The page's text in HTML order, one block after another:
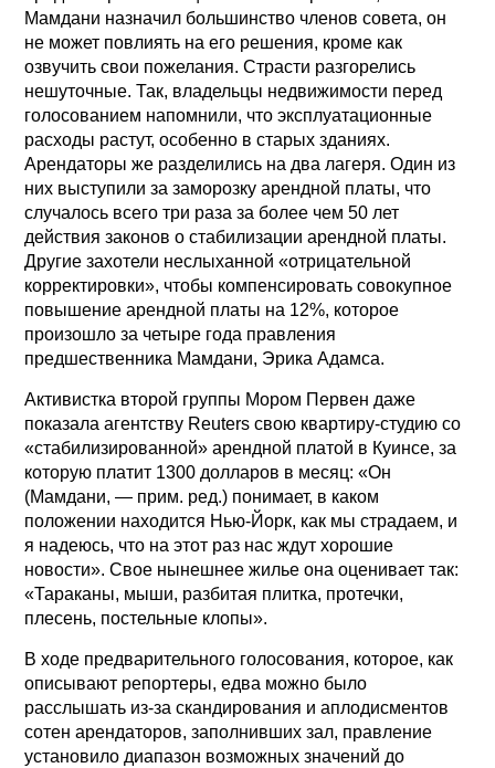
Мамдани назначил большинство членов совета, он
не может повлиять на его решения, кроме как
озвучить свои пожелания. Страсти разгорелись
нешуточные. Так, владельцы недвижимости перед
голосованием напомнили, что эксплуатационные
расходы растут, особенно в старых зданиях.
Арендаторы же разделились на два лагеря. Один из
них выступили за заморозку арендной платы, что
случалось всего три раза за более чем 50 лет
действия законов о стабилизации арендной платы.
Другие захотели неслыханной «отрицательной
корректировки», чтобы компенсировать совокупное
повышение арендной платы на 12%, которое
произошло за четыре года правления
предшественника Мамдани, Эрика Адамса.
Активистка второй группы Мором Первен даже
показала агентству Reuters свою квартиру-студию со
«стабилизированной» арендной платой в Куинсе, за
которую платит 1300 долларов в месяц: «Он
(Мамдани, — прим. ред.) понимает, в каком
положении находится Нью-Йорк, как мы страдаем, и
я надеюсь, что на этот раз нас ждут хорошие
новости». Свое нынешнее жилье она оценивает так:
«Тараканы, мыши, разбитая плитка, протечки,
плесень, постельные клопы».
В ходе предварительного голосования, которое, как
описывают репортеры, едва можно было
расслышать из-за скандирования и аплодисментов
сотен арендаторов, заполнивших зал, правление
установило диапазон возможных значений до